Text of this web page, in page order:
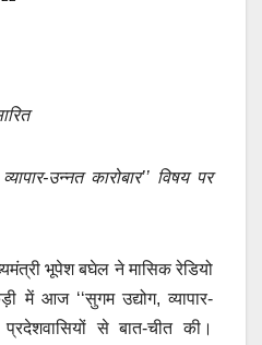
उन्नत कारोबार’’ विषय पर
भूपेश बघेल ने मासिक रेडियो
में आज ‘‘सुगम उद्योग, व्यापार-
प्रदेशवासियों से बात-चीत की।